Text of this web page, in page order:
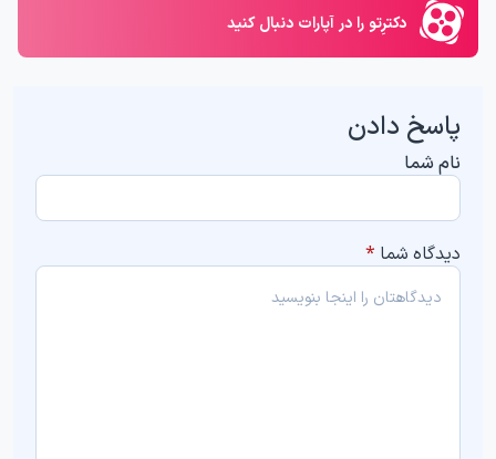
دکترِتو را در آپارات دنبال کنید
پاسخ دادن
نام شما
دیدگاه شما *